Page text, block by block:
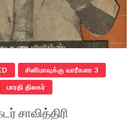
சினிமாவுக்கு வாரீகளா 3
பாரதி திலகர்
சாவித்திரி